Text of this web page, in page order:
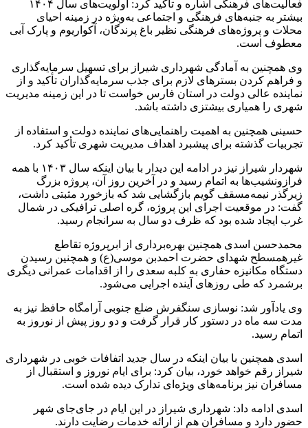
فعالیت‌های فرهنگی اشاره و تأکید کرد: اولویت‌های سال ۱۴۰۴
بیشتر به جنبه‌های فرهنگی و اجتماعی به‌ویژه در زمینه احیای
محلات و پروژه‌های فرهنگی نظیر باغ پرندگان، آکواریوم و پارک آبی
معطوف است.
وی همچنین به آمادگی شهرداری شیراز برای تسهیل سرمایه‌گذاری
و فراهم کردن بسترهای لازم برای جذب سرمایه‌گذاران تأکید و از
نماینده عالی دولت در استان فارس خواست تا در این زمینه مدیریت
شهری را همیاری بیشتزی داشته باشد.
حسینی همچنین به اهمیت راهنمایی‌های نماینده دولت و استفاده از
تجربیات گذشته برای پیشبرد اهداف مدیریت شهری تأکید کرد.
شهردار شیراز نیز در ادامه این دیدار با بیان اینکه سال ۱۴۰۳ با همه
فرازونشیب‌ها به اتمام رسید و در آخرین روز آن، پروژه بزرگ
زیرگذر نیمه‌مسقف گویم بازگشایی شد که بازخورد مثبتی داشت،
گفت: در موقعیت اجرای این پروژه، گره اصلی ترافیکی در شمال
غرب ایجاد شده بود که ظرف دو سال به سرانجام رسید.
محمدحسن اسدی همچنین بهره‌برداری از ابرپروژه تقاطع
غیرهمسطح شهدای حضرت احمدبن موسی(ع) و همچنین رسیدن
دستگاه مکانیزه حفاری به کلبه سعدی را از اقدامات عمرانی دیگری
برشمرد که طی روزهای آینده اجرایی می‌شود.
وی یادآور شد: نوسازی سنگفرش ضلع جنوبی آرامگاه حافظ نیز به
مدت سه ماه در دستور کار قرار گرفت و دو روز پیش از نوروز به
اتمام رسید.
اسدی همچنین با بیان اینکه در سال جدید اتفافات خوبی در شهرداری
شیراز رقم خواهد خورد، بیان کرد: برای ایام نوروز و استقبال از
مسافران نیز برنامه‌های ویژه‌ای تدارک دیده شده است.
اسدی ادامه داد: شهرداری شیراز در این ایام در جای‌جای شهر
حضور دارد و مسافران هم از ارائه خدمات رضایت دارند.